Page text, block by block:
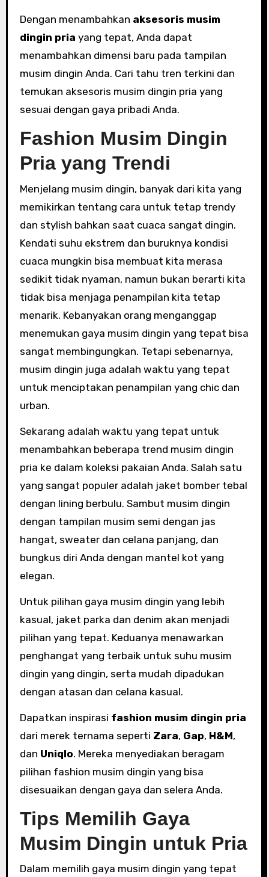
Dengan menambahkan aksesoris musim
dingin pria yang tepat, Anda dapat
menambahkan dimensi baru pada tampilan
musim dingin Anda. Cari tahu tren terkini dan
temukan aksesoris musim dingin pria yang
sesuai dengan gaya pribadi Anda.
Fashion Musim Dingin
Pria yang Trendi
Menjelang musim dingin, banyak dari kita yang
memikirkan tentang cara untuk tetap trendy
dan stylish bahkan saat cuaca sangat dingin.
Kendati suhu ekstrem dan buruknya kondisi
cuaca mungkin bisa membuat kita merasa
sedikit tidak nyaman, namun bukan berarti kita
tidak bisa menjaga penampilan kita tetap
menarik. Kebanyakan orang menganggap
menemukan gaya musim dingin yang tepat bisa
sangat membingungkan. Tetapi sebenarnya,
musim dingin juga adalah waktu yang tepat
untuk menciptakan penampilan yang chic dan
urban.
Sekarang adalah waktu yang tepat untuk
menambahkan beberapa trend musim dingin
pria ke dalam koleksi pakaian Anda. Salah satu
yang sangat populer adalah jaket bomber tebal
dengan lining berbulu. Sambut musim dingin
dengan tampilan musim semi dengan jas
hangat, sweater dan celana panjang, dan
bungkus diri Anda dengan mantel kot yang
elegan.
Untuk pilihan gaya musim dingin yang lebih
kasual, jaket parka dan denim akan menjadi
pilihan yang tepat. Keduanya menawarkan
penghangat yang terbaik untuk suhu musim
dingin yang dingin, serta mudah dipadukan
dengan atasan dan celana kasual.
Dapatkan inspirasi fashion musim dingin pria
dari merek ternama seperti Zara, Gap, H&M,
dan Uniqlo. Mereka menyediakan beragam
pilihan fashion musim dingin yang bisa
disesuaikan dengan gaya dan selera Anda.
Tips Memilih Gaya
Musim Dingin untuk Pria
Dalam memilih gaya musim dingin yang tepat